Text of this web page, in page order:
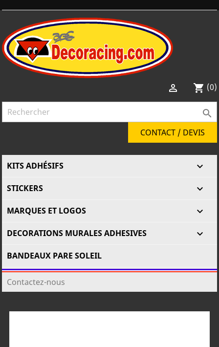
 shopping_cart (0)

CONTACT / DEVIS

KITS ADHÉSIFS

STICKERS

MARQUES ET LOGOS

DECORATIONS MURALES ADHESIVES
BANDEAUX PARE SOLEIL
Contactez-nous